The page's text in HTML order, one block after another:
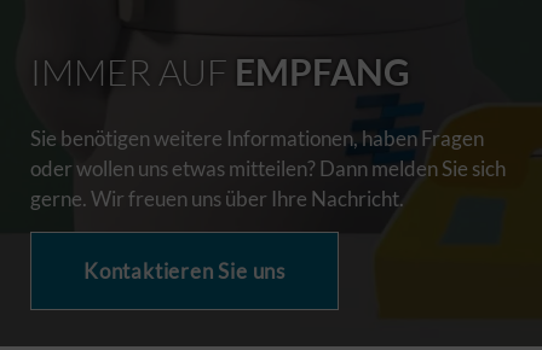
IMMER AUF EMPFANG
Sie benötigen weitere Informationen, haben Fragen
oder wollen uns etwas mitteilen? Dann melden Sie sich
gerne. Wir freuen uns über Ihre Nachricht.
Kontaktieren Sie uns